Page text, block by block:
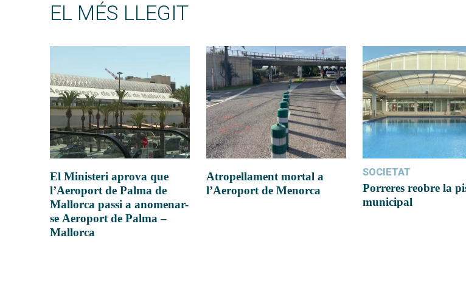
EL MÉS LLEGIT
El Ministeri aprova que
l’Aeroport de Palma de
Mallorca passi a anomenar-
se Aeroport de Palma –
Mallorca
Atropellament mortal a
l’Aeroport de Menorca
SOCIETAT
Porreres reobre la
municipal